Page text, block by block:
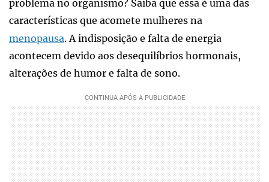
problema no organismo? Saiba que essa é uma das
características que acomete mulheres na
menopausa. A indisposição e falta de energia
acontecem devido aos desequilíbrios hormonais,
alterações de humor e falta de sono.